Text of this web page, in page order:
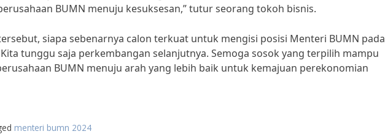
BUMN menuju kesuksesan,” tutur seorang tokoh bisnis.
siapa sebenarnya calon terkuat untuk mengisi posisi Menteri BUMN pada
tunggu saja perkembangan selanjutnya. Semoga sosok yang terpilih mampu
BUMN menuju arah yang lebih baik untuk kemajuan perekonomian
menteri bumn 2024